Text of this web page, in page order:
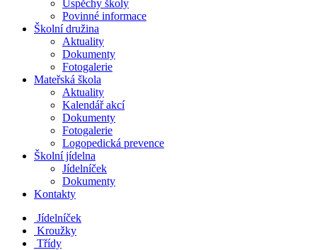
Úspěchy školy
Povinné informace
Školní družina
Aktuality
Dokumenty
Fotogalerie
Mateřská škola
Aktuality
Kalendář akcí
Dokumenty
Fotogalerie
Logopedická prevence
Školní jídelna
Jídelníček
Dokumenty
Kontakty
Jídelníček
Kroužky
Třídy